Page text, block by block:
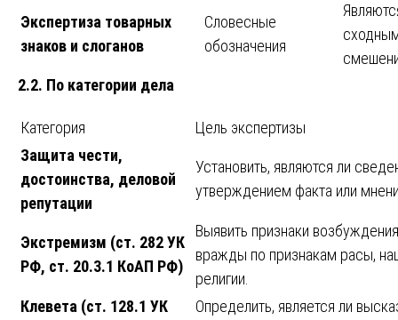
Экспертиза товарных
знаков и слоганов
Словесные
обозначения
2.2. По категории дела
Категория
Цель экспертизы
Защита чести,
достоинства, деловой
репутации
Установить, являются ли
утверждением факта или
Экстремизм (ст. 282 УК
РФ, ст. 20.3.1 КоАП РФ)
Выявить признаки
вражды по признакам расы,
религии.
Клевета (ст. 128.1 УК
Определить, является ли